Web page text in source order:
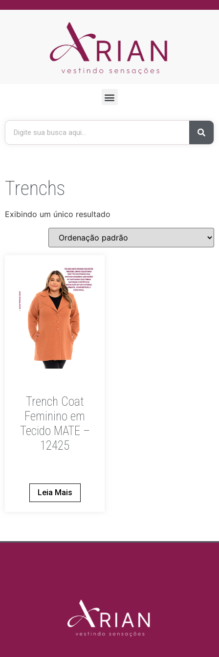
Trenchs
Exibindo um único resultado
Trench Coat
Feminino em
Tecido MATE –
12425
Leia Mais